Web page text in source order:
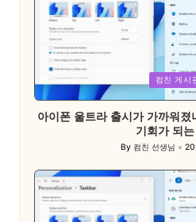
Posted
in
컴친 게시
아이폰 울트라 출시가 가까워
기회가 되
Posted
By 컴친 선생님